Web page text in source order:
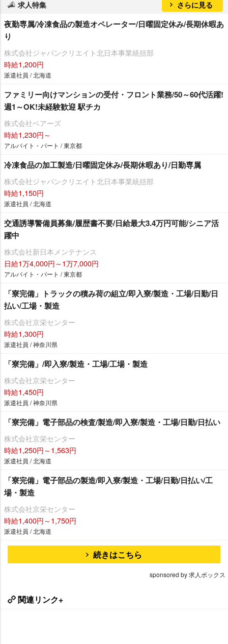
求人特集 さらに見る
夜勤専属/冷凍食品の製造オペレーター/日曜固定休み/長期休暇あ
り
株式会社ジャパンクリエイト北日本事業統括部
時給1,200円
派遣社員 / 北海道
ファミリー向けマンションの受付・フロント業務/50～60代活躍!
週1～OK!未経験歓迎 駅チカ
株式会社ベアーズ
時給1,230円～
アルバイト・パート / 東京都
冷凍食品の加工製造/日曜固定休み/長期休暇あり/日勤専属
株式会社ジャパンクリエイト北日本事業統括部
時給1,150円
派遣社員 / 北海道
交通誘導警備員募集/履歴書不要/日給最大3.4万円可能/シニア活
躍中
株式会社新日本メンテナンス
日給1万4,000円～1万7,000円
アルバイト・パート / 東京都
「寮完備」トラックの積み荷の組立/即入寮/製造・工場/日勤/日
払い/工場・製造
株式会社京栄センター
時給1,300円
派遣社員 / 神奈川県
「寮完備」/即入寮/製造・工場/工場・製造
株式会社京栄センター
時給1,450円
派遣社員 / 神奈川県
「寮完備」電子部品の検査/製造/即入寮/製造・工場/日勤/日払い
株式会社京栄センター
時給1,250円～1,563円
派遣社員 / 北海道
「寮完備」電子部品の製造/即入寮/製造・工場/日勤/日払い/工
場・製造
株式会社京栄センター
時給1,400円～1,750円
派遣社員 / 北海道
続きはこちら
sponsored by 求人ボックス
関連リンク+